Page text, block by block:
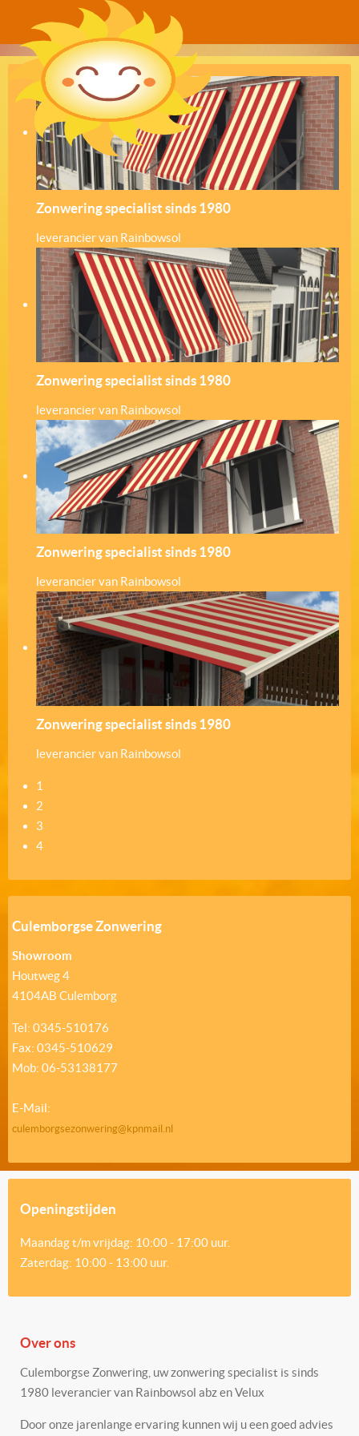
Zonwering specialist sinds 1980
leverancier van Rainbowsol
Zonwering specialist sinds 1980
leverancier van Rainbowsol
Zonwering specialist sinds 1980
leverancier van Rainbowsol
Zonwering specialist sinds 1980
leverancier van Rainbowsol
1
2
3
4
Culemborgse Zonwering
Showroom
Houtweg 4
4104AB Culemborg
Tel: 0345-510176
Fax: 0345-510629
Mob: 06-53138177
E-Mail:
culemborgsezonwering@kpnmail.nl
Openingstijden
Maandag t/m vrijdag: 10:00 - 17:00 uur.
Zaterdag: 10:00 - 13:00 uur.
Over ons
Culemborgse Zonwering, uw zonwering specialist is sinds
1980 leverancier van Rainbowsol abz en Velux
Door onze jarenlange ervaring kunnen wij u een goed advies